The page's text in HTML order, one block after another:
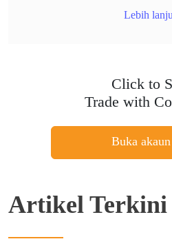
Lebih
Click to
Trade with
Buka
Artikel Terkini